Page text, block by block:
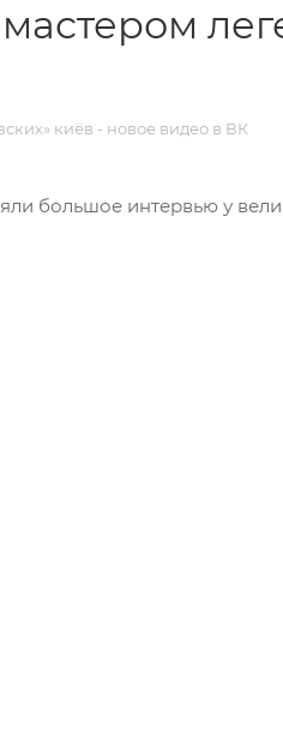
киёв - новое видео в ВК
большое интервью у